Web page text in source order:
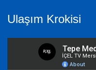
Ulaşım Krokisi